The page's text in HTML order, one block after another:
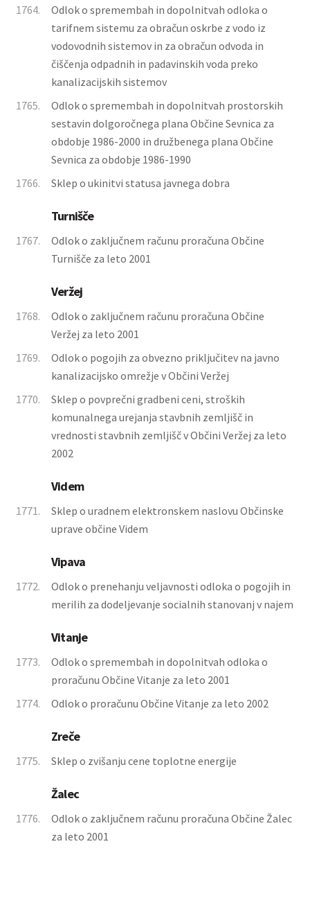
1764.
Odlok o spremembah in dopolnitvah odloka o
tarifnem sistemu za obračun oskrbe z vodo iz
vodovodnih sistemov in za obračun odvoda in
čiščenja odpadnih in padavinskih voda preko
kanalizacijskih sistemov
1765.
Odlok o spremembah in dopolnitvah prostorskih
sestavin dolgoročnega plana Občine Sevnica za
obdobje 1986-2000 in družbenega plana Občine
Sevnica za obdobje 1986-1990
1766.
Sklep o ukinitvi statusa javnega dobra
Turnišče
1767.
Odlok o zaključnem računu proračuna Občine
Turnišče za leto 2001
Veržej
1768.
Odlok o zaključnem računu proračuna Občine
Veržej za leto 2001
1769.
Odlok o pogojih za obvezno priključitev na javno
kanalizacijsko omrežje v Občini Veržej
1770.
Sklep o povprečni gradbeni ceni, stroških
komunalnega urejanja stavbnih zemljišč in
vrednosti stavbnih zemljišč v Občini Veržej za leto
2002
Videm
1771.
Sklep o uradnem elektronskem naslovu Občinske
uprave občine Videm
Vipava
1772.
Odlok o prenehanju veljavnosti odloka o pogojih in
merilih za dodeljevanje socialnih stanovanj v najem
Vitanje
1773.
Odlok o spremembah in dopolnitvah odloka o
proračunu Občine Vitanje za leto 2001
1774.
Odlok o proračunu Občine Vitanje za leto 2002
Zreče
1775. Sklep o zvišanju cene toplotne energije
Žalec
1776.
Odlok o zaključnem računu proračuna Občine Žalec
za leto 2001